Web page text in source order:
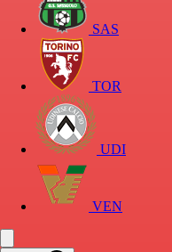
SAS
TOR
UDI
VEN